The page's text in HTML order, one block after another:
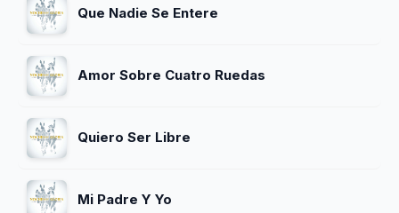
Que Nadie Se Entere
Amor Sobre Cuatro Ruedas
Quiero Ser Libre
Mi Padre Y Yo